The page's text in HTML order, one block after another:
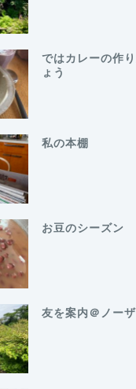
ではカレーの作
ょう
私の本棚
お豆のシーズン
友を案内＠ノー